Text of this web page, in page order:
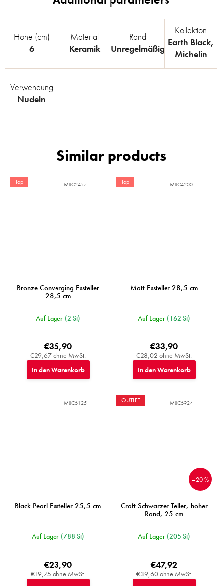
Höhe (cm)
6
Material
Keramik
Rand
Unregelmäßig
Kollektion
Earth Black,
Michelin
Verwendung
Nudeln
Top
Bronze Converging Essteller
28,5 cm
Auf Lager (2 St)
€29,67 ohne MwSt.
€35,90
In den Warenkorb
MIJC2457 Top
Matt Essteller 28,5 cm
Auf Lager (162 St)
€28,02 ohne MwSt.
€33,90
In den Warenkorb
MIJC4200
Black Pearl Essteller 25,5 cm
Auf Lager (788 St)
€19,75 ohne MwSt.
€23,90
MIJC6125 OUTLET
–20 %
Craft Schwarzer Teller, hoher
Rand, 25 cm
Auf Lager (205 St)
€39,60 ohne MwSt.
€47,92
MIJC6924